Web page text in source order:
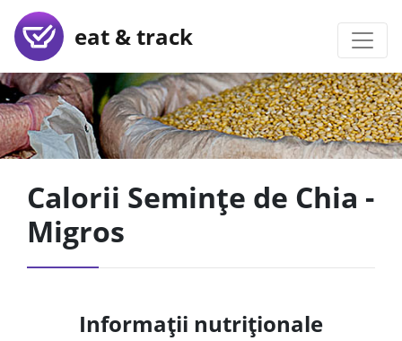
eat & track
Calorii Semințe de Chia -
Migros
Informații nutriționale